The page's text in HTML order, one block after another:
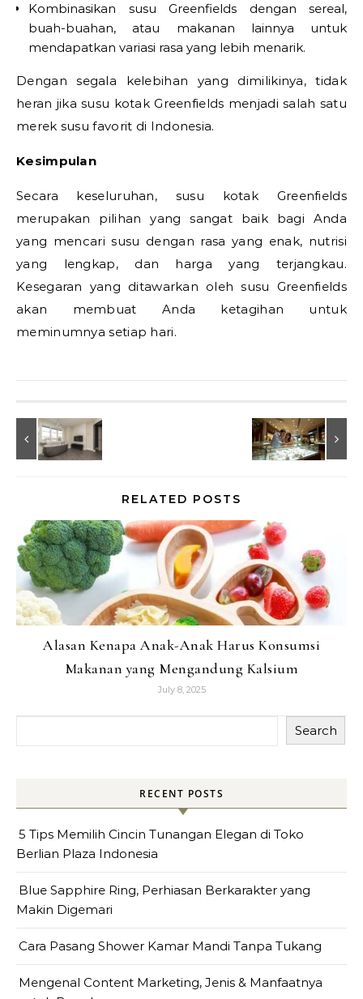
Kombinasikan susu Greenfields dengan sereal,
buah-buahan, atau makanan lainnya untuk
mendapatkan variasi rasa yang lebih menarik.
Dengan segala kelebihan yang dimilikinya, tidak
heran jika susu kotak Greenfields menjadi salah satu
merek susu favorit di Indonesia.
Kesimpulan
Secara keseluruhan, susu kotak Greenfields
merupakan pilihan yang sangat baik bagi Anda
yang mencari susu dengan rasa yang enak, nutrisi
yang lengkap, dan harga yang terjangkau.
Kesegaran yang ditawarkan oleh susu Greenfields
akan membuat Anda ketagihan untuk
meminumnya setiap hari.
RELATED POSTS
Alasan Kenapa Anak-Anak Harus Konsumsi
Makanan yang Mengandung Kalsium
July 8, 2025
Search
RECENT POSTS
5 Tips Memilih Cincin Tunangan Elegan di Toko
Berlian Plaza Indonesia
Blue Sapphire Ring, Perhiasan Berkarakter yang
Makin Digemari
Cara Pasang Shower Kamar Mandi Tanpa Tukang
Mengenal Content Marketing, Jenis & Manfaatnya